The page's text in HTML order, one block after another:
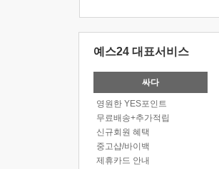
예스24 대표서비스
싸다
영원한 YES포인트
무료배송+추가적립
신규회원 혜택
중고샵/바이백
제휴카드 안내